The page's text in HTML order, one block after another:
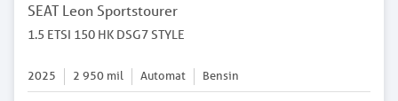
SEAT Leon Sportstourer
1.5 ETSI 150 HK DSG7 STYLE
2025 2 950 mil Automat Bensin